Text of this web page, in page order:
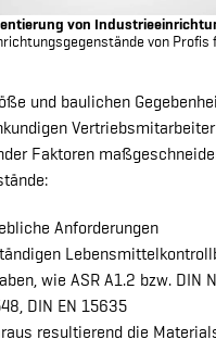
von
von Profis
und baulichen
Faktoren
Anforderungen
wie ASR A1.2 bzw. DIN
DIN EN 15635
resultierend die